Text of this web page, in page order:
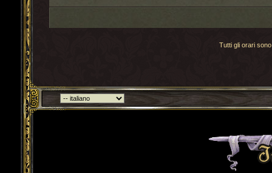
Tutti gli orari
Torna indietro